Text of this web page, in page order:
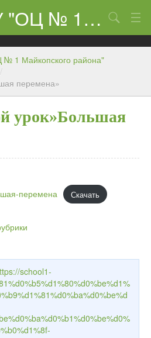
Сайт МБОУ "ОЦ № 1 Майкопского района"
учреждении
Поиск
1 Майкопского района"
/
перемена»
урок»Большая
перемена
Скачать
school1-